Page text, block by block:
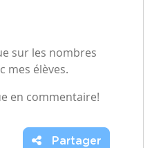
sur les nombres
mes élèves.
en commentaire!
Partager